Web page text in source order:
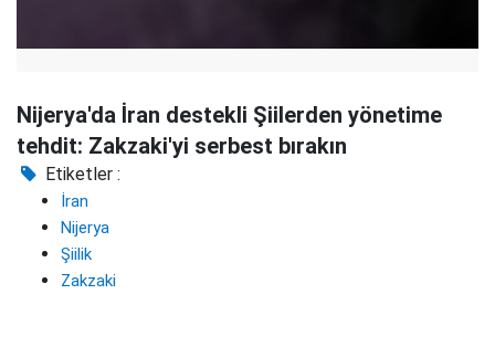
Nijerya'da İran destekli Şiilerden yönetime
tehdit: Zakzaki'yi serbest bırakın
Etiketler :
İran
Nijerya
Şiilik
Zakzaki